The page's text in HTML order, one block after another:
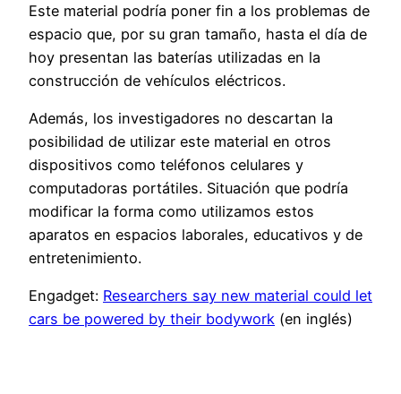
Este material podría poner fin a los problemas de
espacio que, por su gran tamaño, hasta el día de
hoy presentan las baterías utilizadas en la
construcción de vehículos eléctricos.
Además, los investigadores no descartan la
posibilidad de utilizar este material en otros
dispositivos como teléfonos celulares y
computadoras portátiles. Situación que podría
modificar la forma como utilizamos estos
aparatos en espacios laborales, educativos y de
entretenimiento.
Engadget: Researchers say new material could let
cars be powered by their bodywork (en inglés)